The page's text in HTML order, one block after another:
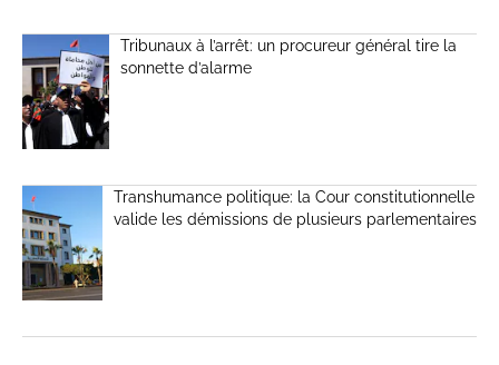
Tribunaux à l’arrêt: un procureur général tire la
sonnette d’alarme
Transhumance politique: la Cour constitutionnelle
valide les démissions de plusieurs parlementaires